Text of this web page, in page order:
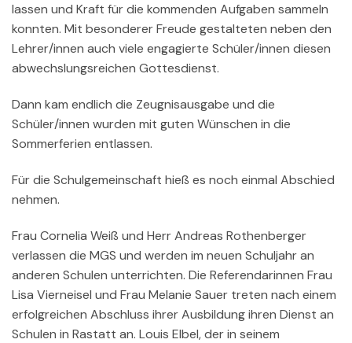
lassen und Kraft für die kommenden Aufgaben sammeln
konnten. Mit besonderer Freude gestalteten neben den
Lehrer/innen auch viele engagierte Schüler/innen diesen
abwechslungsreichen Gottesdienst.
Dann kam endlich die Zeugnisausgabe und die
Schüler/innen wurden mit guten Wünschen in die
Sommerferien entlassen.
Für die Schulgemeinschaft hieß es noch einmal Abschied
nehmen.
Frau Cornelia Weiß und Herr Andreas Rothenberger
verlassen die MGS und werden im neuen Schuljahr an
anderen Schulen unterrichten. Die Referendarinnen Frau
Lisa Vierneisel und Frau Melanie Sauer treten nach einem
erfolgreichen Abschluss ihrer Ausbildung ihren Dienst an
Schulen in Rastatt an. Louis Elbel, der in seinem